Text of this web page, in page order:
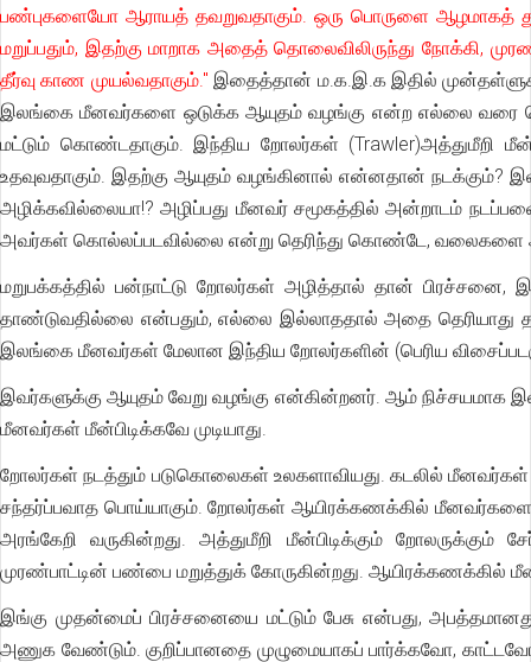
பண்புகளையோ ஆராயத் தவறுவதாகும். ஒரு பொருளை ஆழமாகத்
மறுப்பதும், இதற்கு மாறாக அதைத் தொலைவிலிருந்து நோக்கி,
தீர்வு காண முயல்வதாகும்." இதைத்தான் ம.க.இ.க இதில்
இலங்கை மீனவர்களை ஒடுக்க ஆயுதம் வழங்கு என்ற எல்லை வரை
மட்டும் கொண்டதாகும். இந்திய றோலர்கள்
உதவுவதாகும். இதற்கு ஆயுதம் வழங்கினால் என்னதான்
அழிக்கவில்லையா!? அழிப்பது மீனவர் சமூகத்தில் அன்றாடம்
அவர்கள் கொல்லப்படவில்லை என்று தெரிந்து கொண்டே, வலைகளை
மறுபக்கத்தில் பன்நாட்டு றோலர்கள் அழித்தால் தான் பிரச்சனை,
தாண்டுவதில்லை என்பதும், எல்லை இல்லாததால் அதை தெரியாது
இலங்கை மீனவர்கள் மேலான இந்திய றோலர்களின் (பெரிய
இவர்களுக்கு ஆயுதம் வேறு வழங்கு என்கின்றனர். ஆம்
மீனவர்கள் மீன்பிடிக்கவே முடியாது.
றோலர்கள் நடத்தும் படுகொலைகள் உலகளாவியது. கடலில்
சந்தர்ப்பவாத பொய்யாகும். றோலர்கள் ஆயிரக்கணக்கில் மீனவர்களை
அரங்கேறி வருகின்றது. அத்துமீறி மீன்பிடிக்கும்
முரண்பாட்டின் பண்பை மறுத்துக் கோருகின்றது. ஆயிரக்கணக்கில்
இங்கு முதன்மைப் பிரச்சனையை மட்டும் பேசு என்பது,
அணுக வேண்டும். குறிப்பானதை முழுமையாகப் பார்க்கவோ,